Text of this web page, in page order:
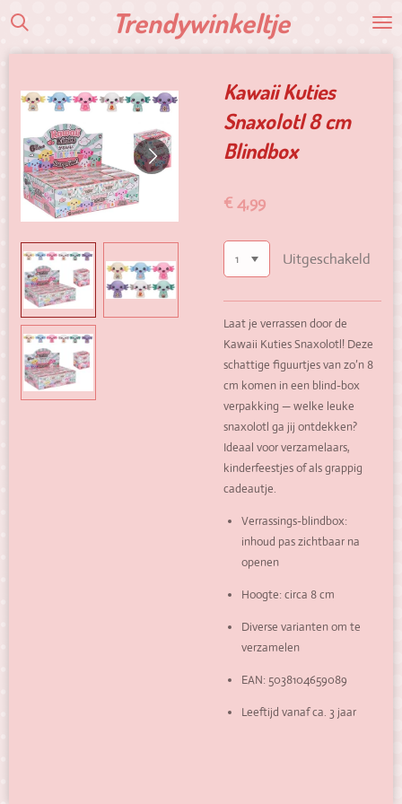
Ga
hoofdinhoud
Trendywinkeltje
Kawaii Kuties
Snaxolotl 8 cm
Blindbox
€ 4,99
Uitgeschakeld
Laat je verrassen door de
Kawaii Kuties Snaxolotl! Deze
schattige figuurtjes van zo’n 8
cm komen in een blind-box
verpakking — welke leuke
snaxolotl ga jij ontdekken?
Ideaal voor verzamelaars,
kinderfeestjes of als grappig
cadeautje.
Verrassings-blindbox:
inhoud pas zichtbaar na
openen
Hoogte: circa 8 cm
Diverse varianten om te
verzamelen
EAN: 5038104659089
Leeftijd vanaf ca. 3 jaar